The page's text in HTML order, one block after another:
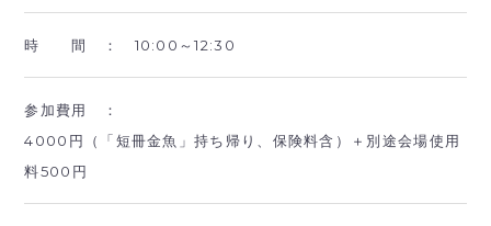
時 間 ： 10:00～12:30
参加費用 ：
4000円（「短冊金魚」持ち帰り、保険料含）＋別途会場使用
料500円